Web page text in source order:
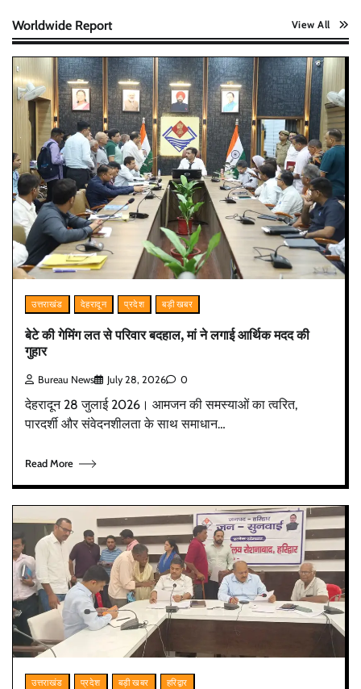
Worldwide Report View All
उत्तराखंड देहरादून प्रदेश बड़ी खबर
बेटे की गेमिंग लत से परिवार बदहाल, मां ने लगाई आर्थिक मदद की
गुहार
Bureau News July 28, 2026 0
देहरादून 28 जुलाई 2026। आमजन की समस्याओं का त्वरित,
पारदर्शी और संवेदनशीलता के साथ समाधान…
Read More
उत्तराखंड प्रदेश बड़ी खबर हरिद्वार